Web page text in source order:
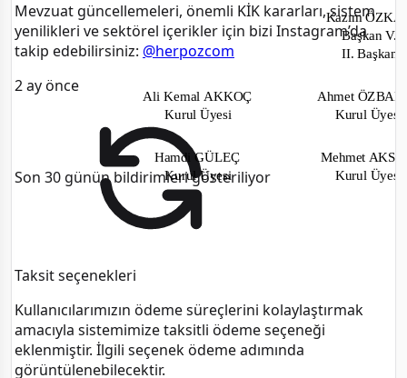
Mevzuat güncellemeleri, önemli KİK kararları, sistem
yenilikleri ve sektörel içerikler için bizi Instagram’da
takip edebilirsiniz: @herpozcom
2 ay önce
Taksit seçenekleri
Kullanıcılarımızın ödeme süreçlerini kolaylaştırmak
amacıyla sistemimize taksitli ödeme seçeneği
eklenmiştir. İlgili seçenek ödeme adımında
görüntülenebilecektir.
Son 30 günün bildirimleri gösteriliyor
Kazım
Başkan V.
II. Başkan
Ali Kemal AKKOÇ
Ahmet
Kurul
Kurul Üyesi
Hamdi GÜLEÇ
Kurul Üyesi
Mehmet
Kurul